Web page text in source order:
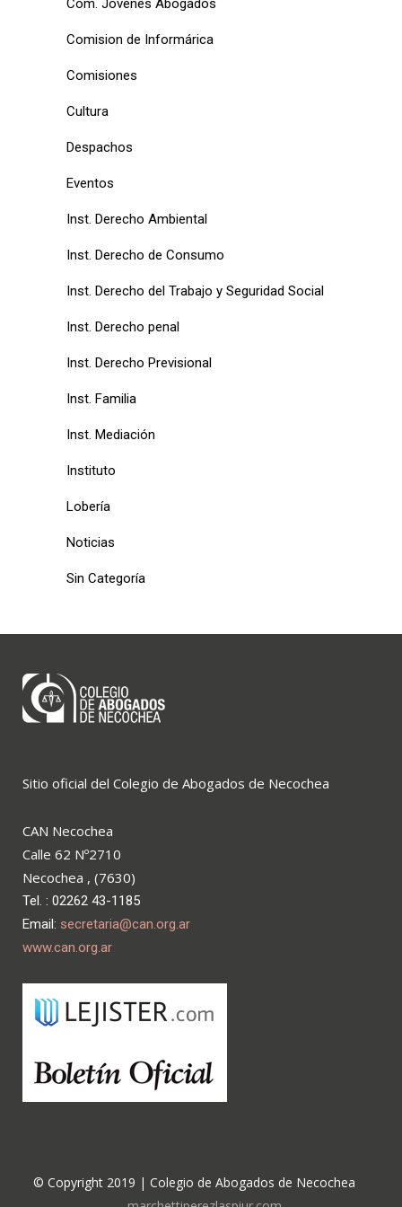
Com. Jóvenes Abogados
Comision de Informárica
Comisiones
Cultura
Despachos
Eventos
Inst. Derecho Ambiental
Inst. Derecho de Consumo
Inst. Derecho del Trabajo y Seguridad Social
Inst. Derecho penal
Inst. Derecho Previsional
Inst. Familia
Inst. Mediación
Instituto
Lobería
Noticias
Sin Categoría
Sitio oficial del Colegio de Abogados de Necochea
CAN Necochea
Calle 62 Nº2710
Necochea , (7630)
Tel. : 02262 43-1185
Email: secretaria@can.org.ar
www.can.org.ar
© Copyright 2019 | Colegio de Abogados de Necochea